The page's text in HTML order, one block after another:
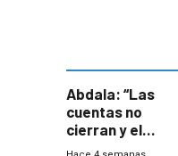
Abdala: “Las
cuentas no
cierran y el
balance del